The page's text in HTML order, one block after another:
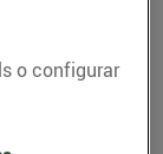
o configurar